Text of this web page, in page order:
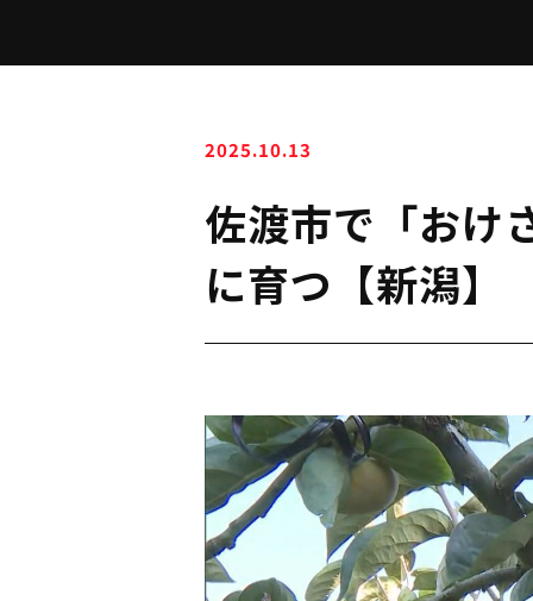
2025.10.13
佐渡市で「おけ
に育つ【新潟】